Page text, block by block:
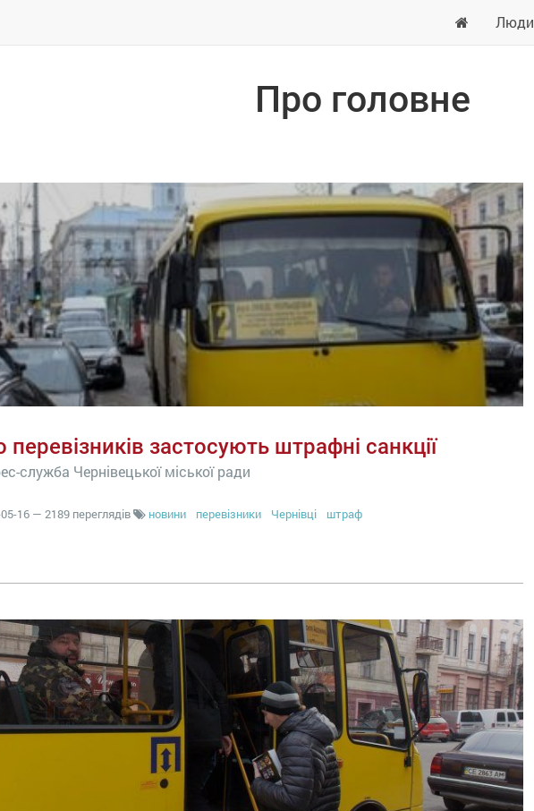
Люди
Про головне
застосують штрафні санкції
служба Чернівецької міської ради
16 — 2189 переглядів новини перевізники Чернівці штраф